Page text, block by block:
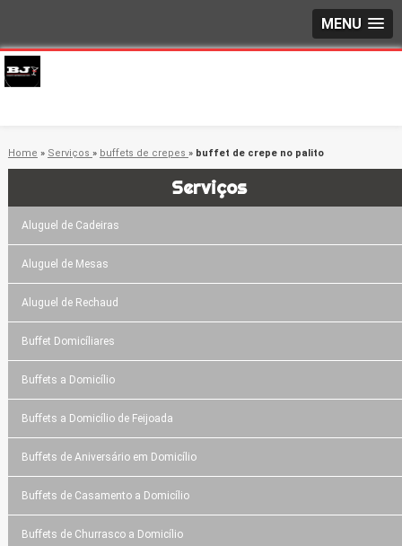
MENU
Home » Serviços » buffets de crepes » buffet de crepe no palito
Serviços
Aluguel de Cadeiras
Aluguel de Mesas
Aluguel de Rechaud
Buffet Domicíliares
Buffets a Domicílio
Buffets a Domicílio de Feijoada
Buffets de Aniversário em Domicílio
Buffets de Casamento a Domicílio
Buffets de Churrasco a Domicílio